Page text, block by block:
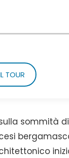
TOUR
sommità